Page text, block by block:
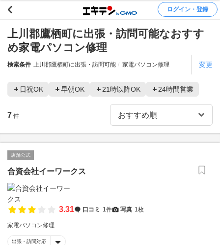
ログイン・登録
上川郡鷹栖町に出張・訪問可能なおすす
め家電パソコン修理
検索条件 上川郡鷹栖町に出張・訪問可能 家電パソコン修理 変更
日祝OK 早朝OK 21時以降OK 24時間営業
7 件
店舗公式
合資会社イーワークス
3.31 口コミ 1件 写真 1枚
家電パソコン修理
出張・訪問対応